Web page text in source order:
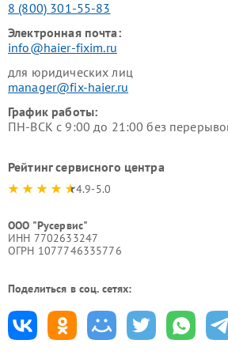
8 (800) 301-55-83
Электронная почта:
info@haier-fixim.ru
для юридических лиц
manager@fix-haier.ru
График работы:
ПН-ВСК с 9:00 до 21:00 без
Рейтинг сервисного центра
4.9-5.0
ООО "Русервис"
ИНН 7702633247
ОГРН 1077746335776
Поделиться в соц. сетях: